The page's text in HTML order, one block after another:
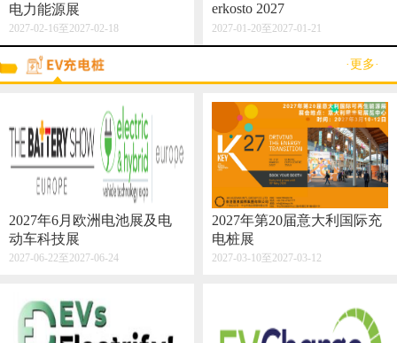
电力能源展
2027-02-16至2027-02-18
erkosto 2027
2027-01-20至2027-01-21
·更多·
2027年6月欧洲电池展及电
动车科技展
2027-06-22至2027-06-24
2027年第20届意大利国际充
电桩展
2027-03-10至2027-03-12